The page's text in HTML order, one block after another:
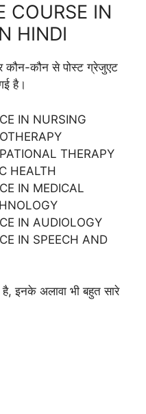
COURSE IN
HINDI
कौन से पोस्ट ग्रेजुएट
है।
IN NURSING
THERAPY
HEALTH
IN MEDICAL
IN AUDIOLOGY
IN SPEECH AND
है, इनके अलावा भी बहुत सारे